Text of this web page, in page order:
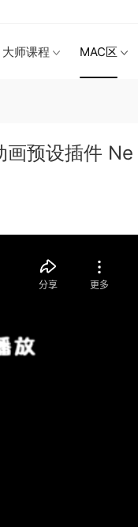
大师课程 MAC区
画预设插件 Ne